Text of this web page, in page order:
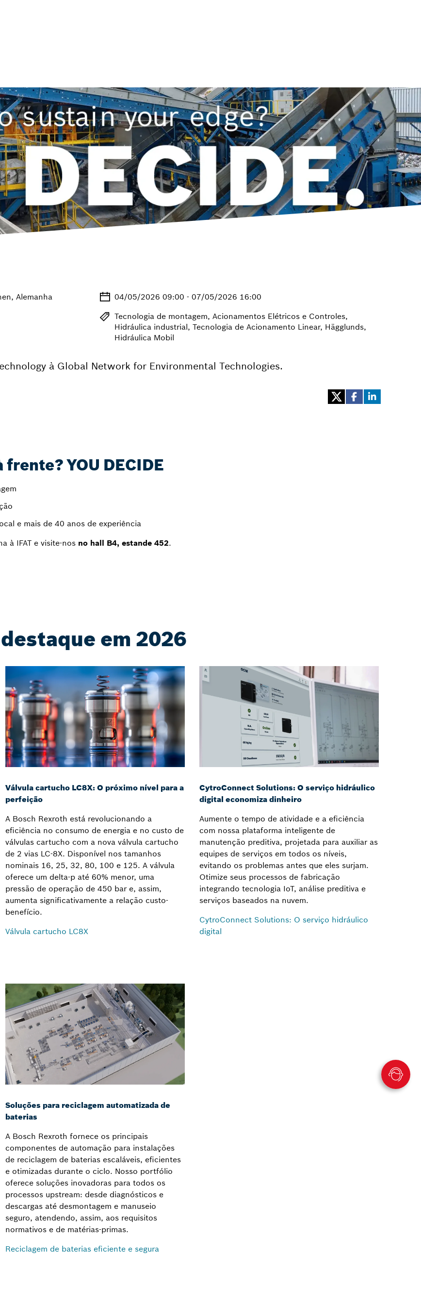
Alemanha
04/05/2026 09:00 - 07/05/2026 16:00
Tecnologia de montagem, Acionamentos Elétricos e Controles,
Hidráulica industrial, Tecnologia de Acionamento Linear, Hägglunds,
Hidráulica Mobil
à Global Network for Environmental Technologies.
YOU DECIDE
e mais de 40 anos de experiência
à IFAT e visite-nos no hall B4, estande 452.
em 2026
Válvula cartucho LC8X: O próximo nível para a
perfeição
A Bosch Rexroth está revolucionando a
eficiência no consumo de energia e no custo de
válvulas cartucho com a nova válvula cartucho
de 2 vias LC-8X. Disponível nos tamanhos
nominais 16, 25, 32, 80, 100 e 125. A válvula
oferece um delta-p até 60% menor, uma
pressão de operação de 450 bar e, assim,
aumenta significativamente a relação custo-
benefício.
Válvula cartucho LC8X
CytroConnect Solutions: O serviço hidráulico
digital economiza dinheiro
Aumente o tempo de atividade e a eficiência
com nossa plataforma inteligente de
manutenção preditiva, projetada para auxiliar as
equipes de serviços em todos os níveis,
evitando os problemas antes que eles surjam.
Otimize seus processos de fabricação
integrando tecnologia IoT, análise preditiva e
serviços baseados na nuvem.
CytroConnect Solutions: O serviço hidráulico
digital
Soluções para reciclagem automatizada de
baterias
A Bosch Rexroth fornece os principais
componentes de automação para instalações
de reciclagem de baterias escaláveis, eficientes
e otimizadas durante o ciclo. Nosso portfólio
oferece soluções inovadoras para todos os
processos upstream: desde diagnósticos e
descargas até desmontagem e manuseio
seguro, atendendo, assim, aos requisitos
normativos e de matérias-primas.
Reciclagem de baterias eficiente e segura